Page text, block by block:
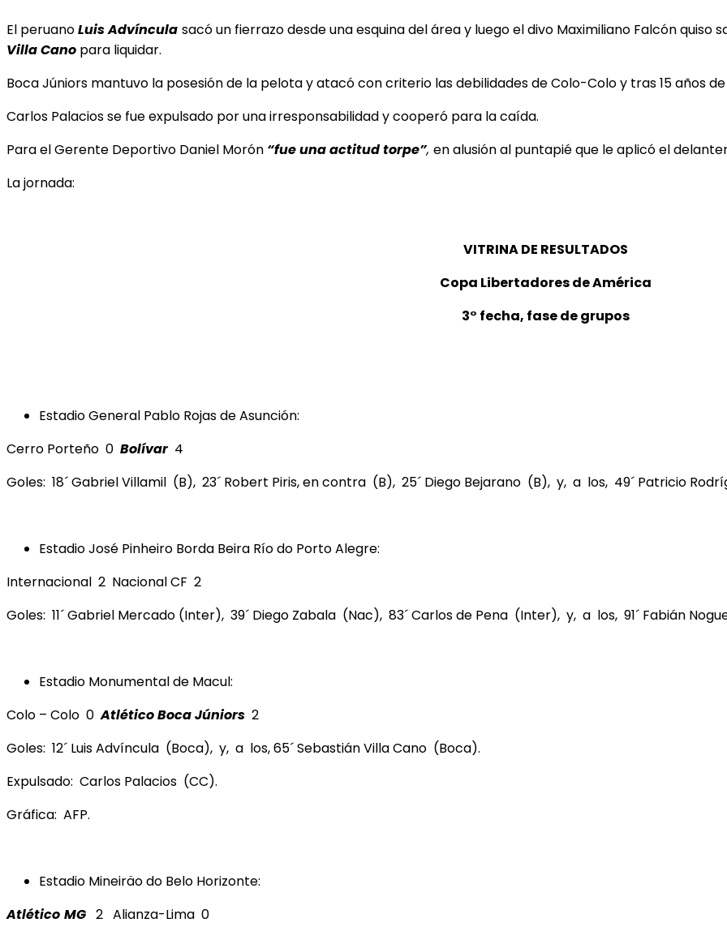
El peruanoLuis Advíncula sacó un fierrazo desde una esquina del área y luego el divo Maximiliano Falcón quiso
Villa Cano para liquidar.
Boca Júniors mantuvo la posesión de la pelota y atacó con criterio las debilidades de Colo-Colo y tras 15 años
Carlos Palacios se fue expulsado por una irresponsabilidad y cooperó para la caída.
Para el Gerente Deportivo Daniel Morón “fue una actitud torpe”, en alusión al puntapié que le aplicó el
La jornada:
VITRINA DE RESULTADOS
Copa Libertadores de América
3° fecha, fase de grupos
Estadio General Pablo Rojas de Asunción:
Cerro Porteño 0 Bolívar 4
Goles: 18´ Gabriel Villamil (B), 23´ Robert Piris, en contra (B), 25´ Diego Bejarano (B), y, a los, 49´ Patricio
Estadio José Pinheiro Borda Beira Río do Porto Alegre:
Internacional 2 Nacional CF 2
Goles: 11´ Gabriel Mercado (Inter), 39´ Diego Zabala (Nac), 83´ Carlos de Pena (Inter), y, a los, 91´ Fabián
Estadio Monumental de Macul:
Colo – Colo 0Atlético Boca Júniors 2
Goles: 12´ Luis Advíncula (Boca), y, a los, 65´ Sebastián Villa Cano (Boca).
Expulsado: Carlos Palacios (CC).
Gráfica: AFP.
Estadio Mineiräo do Belo Horizonte:
Atlético MG 2 Alianza-Lima 0